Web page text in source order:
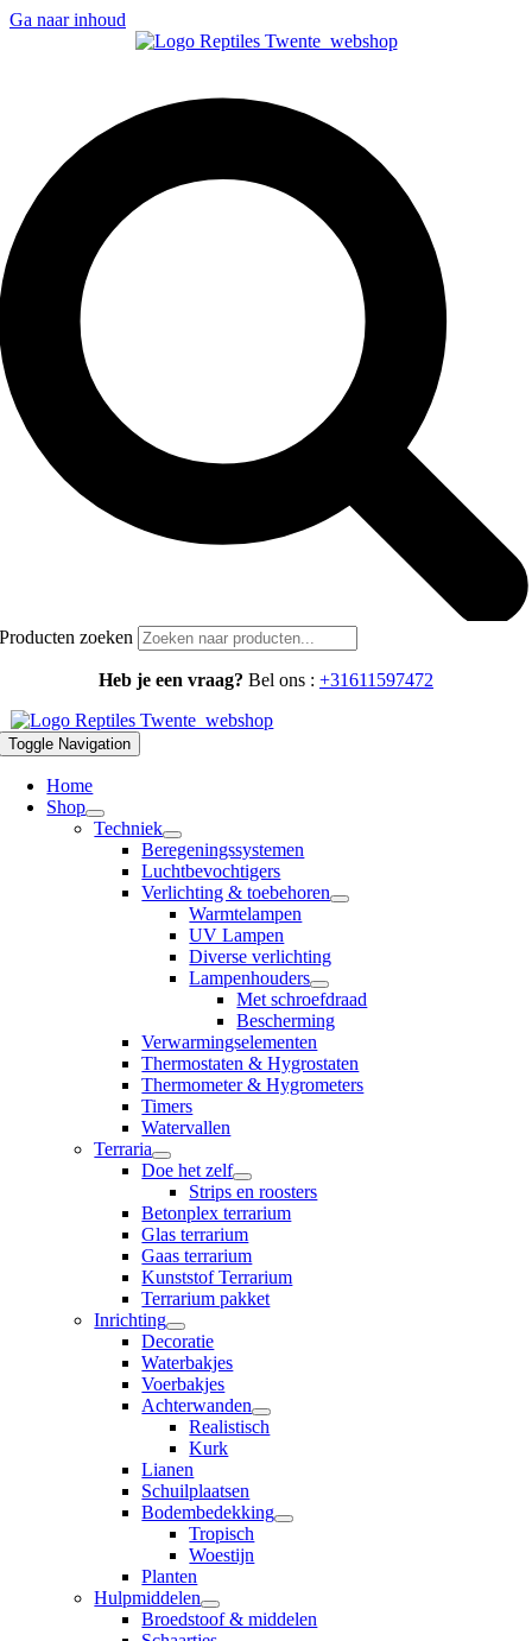
Ga naar inhoud
Producten zoeken
Heb je een vraag? Bel ons : +31611597472
Toggle Navigation
Home
Shop
Techniek
Beregeningssystemen
Luchtbevochtigers
Verlichting & toebehoren
Warmtelampen
UV Lampen
Diverse verlichting
Lampenhouders
Met schroefdraad
Bescherming
Verwarmingselementen
Thermostaten & Hygrostaten
Thermometer & Hygrometers
Timers
Watervallen
Terraria
Doe het zelf
Strips en roosters
Betonplex terrarium
Glas terrarium
Gaas terrarium
Kunststof Terrarium
Terrarium pakket
Inrichting
Decoratie
Waterbakjes
Voerbakjes
Achterwanden
Realistisch
Kurk
Lianen
Schuilplaatsen
Bodembedekking
Tropisch
Woestijn
Planten
Hulpmiddelen
Broedstoof & middelen